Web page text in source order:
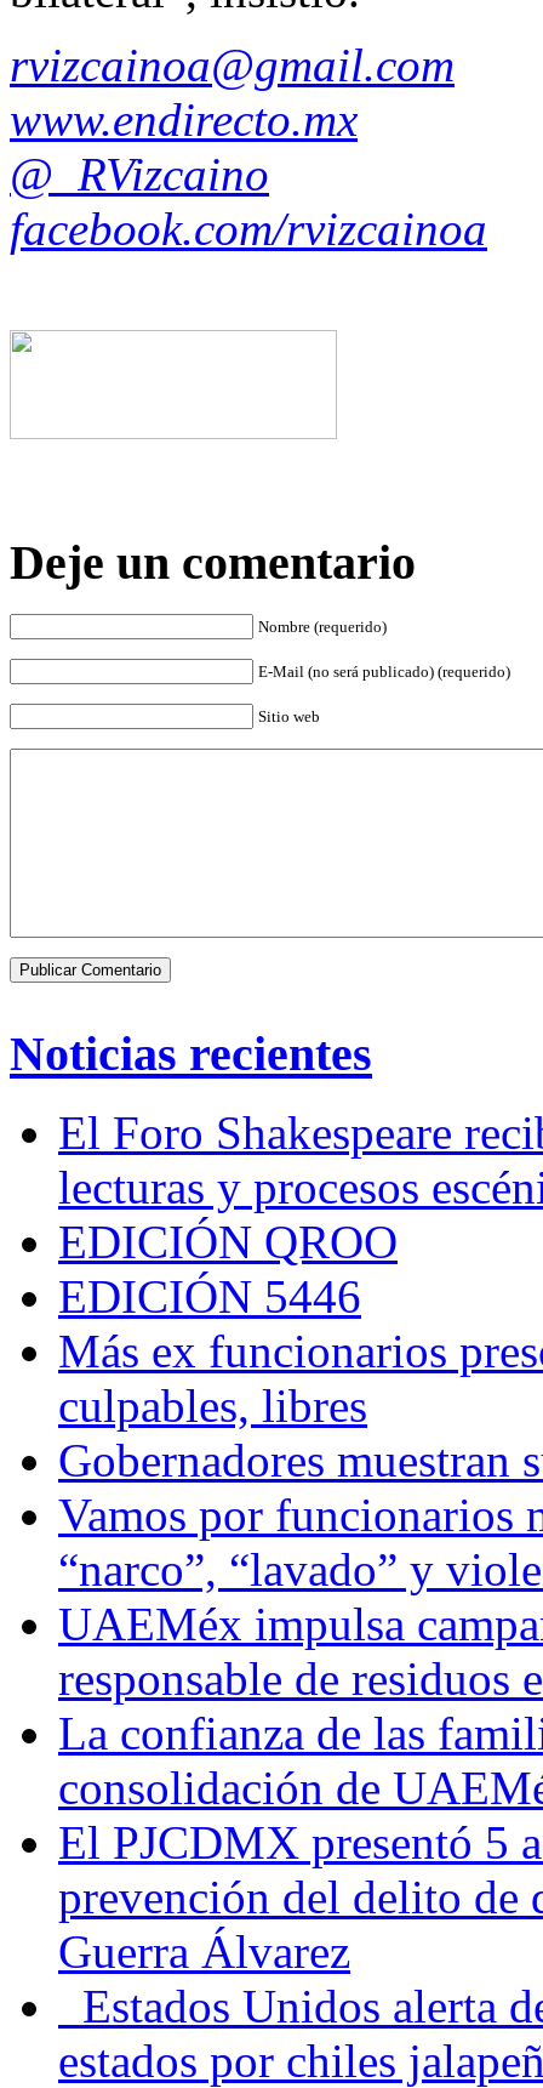
rvizcainoa@gmail.com
www.endirecto.mx
@_RVizcaino
facebook.com/rvizcainoa
Deje un comentario
Nombre (requerido)
E-Mail (no será publicado) (requerido)
Sitio web
Noticias recientes
El Foro Shakespeare
lecturas y procesos
EDICIÓN QROO
EDICIÓN 5446
Más ex funcionarios
culpables, libres
Gobernadores muestran
Vamos por funcionarios
“narco”, “lavado” y
UAEMéx impulsa
responsable de residuos
La confianza de las
consolidación de
El PJCDMX presentó 5
prevención del delito de
Guerra Álvarez
Estados Unidos alerta
estados por chiles